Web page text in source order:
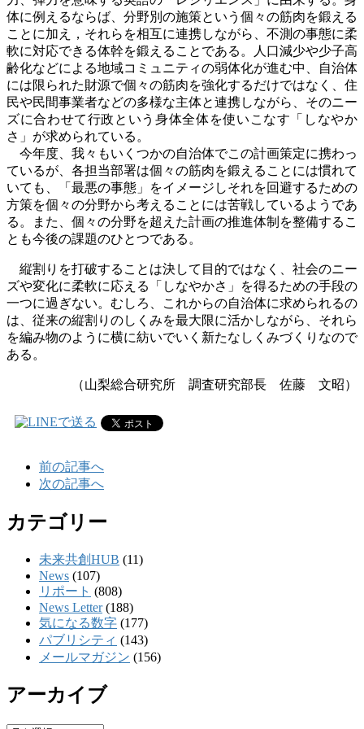
体に例えるならば、分野別の施策という個々の筋肉を鍛える
ことに加え，それらを相互に連携しながら、不測の事態に柔
軟に対応できる体幹を鍛えることである。人口減少や少子高
齢化などによる地域コミュニティの弱体化が進む中、自治体
には限られた財源で個々の筋肉を強化するだけではなく、住
民や民間事業者などの多様な主体と連携しながら、そのニー
ズに合わせて行政という身体全体を使いこなす「しなやか
さ」が求められている。
今年度、我々もいくつかの自治体でこの計画策定に携わっ
ているが、各担当部署は個々の筋肉を鍛えることには慣れて
いても、「最悪の事態」をイメージしそれを回避するための
方策を個々の分野から考えることには苦戦しているようであ
る。また、個々の分野を超えた計画の推進体制を整備するこ
とも今後の課題のひとつである。
縦割りを打破することは決して目的ではなく、社会のニー
ズや変化に柔軟に応える「しなやかさ」を得るための手段の
一つに過ぎない。むしろ、これからの自治体に求められるの
は、従来の縦割りのしくみを最大限に活かしながら、それら
を編み物のように横に紡いでいく新たなしくみづくりなので
ある。
（山梨総合研究所 調査研究部長 佐藤 文昭）
前の記事へ
次の記事へ
カテゴリー
未来共創HUB (11)
News (107)
リポート (808)
News Letter(188)
気になる数字 (177)
パブリシティ (143)
メールマガジン (156)
アーカイブ